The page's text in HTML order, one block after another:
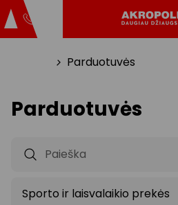
Parduotuvės
Parduotuvės